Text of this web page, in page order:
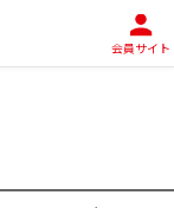
会員サイト